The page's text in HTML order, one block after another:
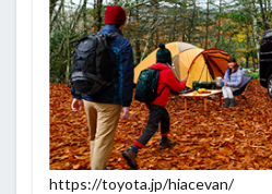
https://toyota.jp/hiacevan/